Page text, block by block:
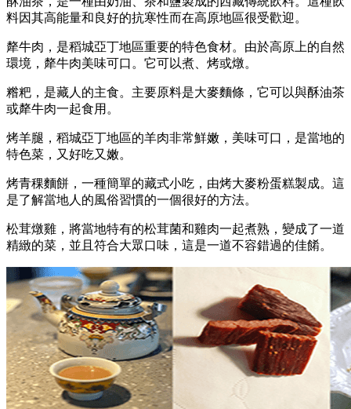
料因其高能量和良好的抗寒性而在高原地區很受歡迎。
犛牛肉，是稻城亞丁地區重要的特色食材。由於高原上的自然
環境，犛牛肉美味可口。它可以煮、烤或燉。
糌粑，是藏人的主食。主要原料是大麥麵條，它可以與酥油茶
或犛牛肉一起食用。
烤羊腿，稻城亞丁地區的羊肉非常鮮嫩，美味可口，是當地的
特色菜，又好吃又嫩。
烤青稞麵餅，一種簡單的藏式小吃，由烤大麥粉蛋糕製成。這
是了解當地人的風俗習慣的一個很好的方法。
松茸燉雞，將當地特有的松茸菌和雞肉一起煮熟，變成了一道
精緻的菜，並且符合大眾口味，這是一道不容錯過的佳餚。